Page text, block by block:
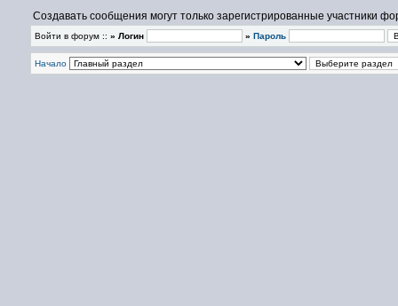
Создавать сообщения могут только зарегистрированные участники
Войти в форум :: » Логин » Пароль
Начало